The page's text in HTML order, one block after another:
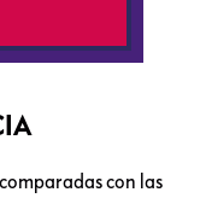
con las